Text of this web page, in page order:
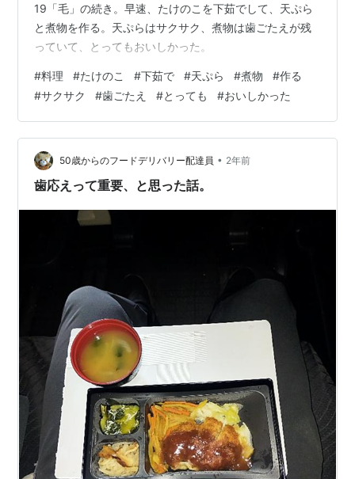
19「毛」の続き。早速、たけのこを下茹でして、天ぷら
と煮物を作る。天ぷらはサクサク、煮物は歯ごたえが残
っていて、とってもおいしかった。
#料理 #たけのこ #下茹で #天ぷら #煮物 #作る
#サクサク #歯ごたえ #とっても #おいしかった
50歳からのフードデリバリー配達員 • 2年前
歯応えって重要、と思った話。